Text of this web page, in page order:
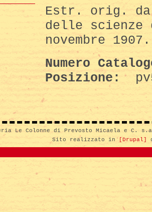
Estr. orig.
delle scienze
novembre
Numero
Posizione:
Le Colonne di Prevosto Micaela e C.
Sito realizzato in [Drupal]